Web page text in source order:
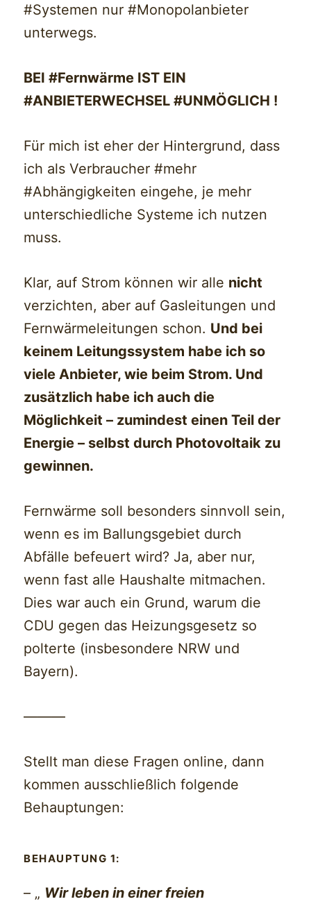
#Systemen nur #Monopolanbieter
unterwegs.
BEI #Fernwärme IST EIN
#ANBIETERWECHSEL #UNMÖGLICH !
Für mich ist eher der Hintergrund, dass
ich als Verbraucher #mehr
#Abhängigkeiten eingehe, je mehr
unterschiedliche Systeme ich nutzen
muss.
Klar, auf Strom können wir alle nicht
verzichten, aber auf Gasleitungen und
Fernwärmeleitungen schon. Und bei
keinem Leitungssystem habe ich so
viele Anbieter, wie beim Strom. Und
zusätzlich habe ich auch die
Möglichkeit – zumindest einen Teil der
Energie – selbst durch Photovoltaik zu
gewinnen.
Fernwärme soll besonders sinnvoll sein,
wenn es im Ballungsgebiet durch
Abfälle befeuert wird? Ja, aber nur,
wenn fast alle Haushalte mitmachen.
Dies war auch ein Grund, warum die
CDU gegen das Heizungsgesetz so
polterte (insbesondere NRW und
Bayern).
———
Stellt man diese Fragen online, dann
kommen ausschließlich folgende
Behauptungen:
BEHAUPTUNG 1:
– „ Wir leben in einer freien